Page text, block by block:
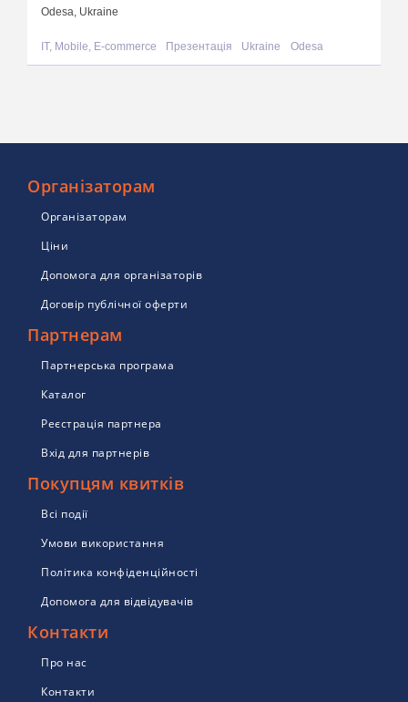
Odesa, Ukraine
IT, Mobile, E-commerce Презентація Ukraine Odesa
Організаторам
Організаторам
Ціни
Допомога для організаторів
Договір публічної оферти
Партнерам
Партнерська програма
Каталог
Реєстрація партнера
Вхід для партнерів
Покупцям квитків
Всі події
Умови використання
Політика конфіденційності
Допомога для відвідувачів
Контакти
Про нас
Контакти